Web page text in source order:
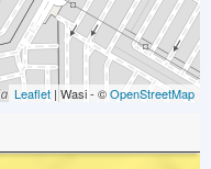
Leaflet | Wasi - ©OpenStreetMap